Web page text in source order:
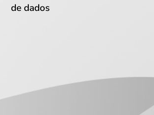
de dados